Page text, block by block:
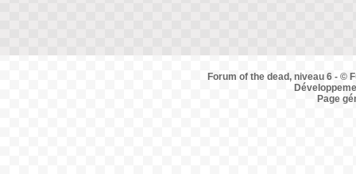
Forum of the dead, niveau 6 - ©
Page